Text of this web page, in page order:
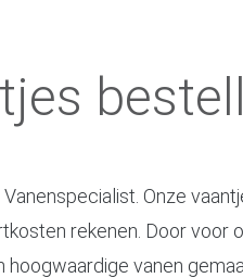
Onze
rekenen. Door voor
hoogwaardige vanen